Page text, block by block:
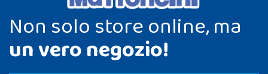
Non solo store online, ma
un vero negozio!